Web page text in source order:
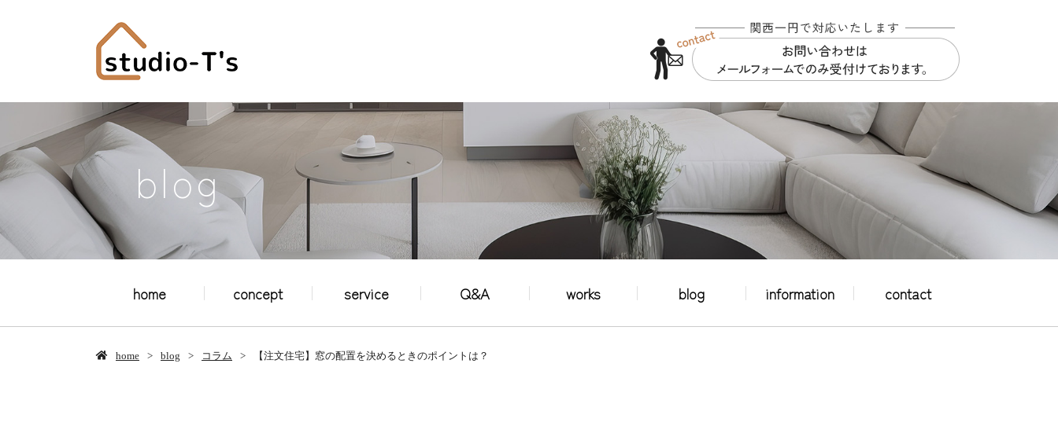
blog
home concept service Q&A works blog information contact
home blog コラム 【注文住宅】窓の配置を決めるときのポイントは？